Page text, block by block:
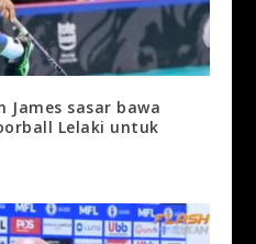
James sasar bawa
Lelaki untuk